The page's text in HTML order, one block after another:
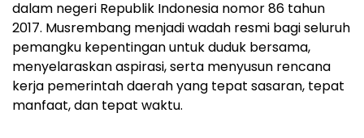
dalam negeri Republik Indonesia nomor 86 tahun
2017. Musrembang menjadi wadah resmi bagi seluruh
pemangku kepentingan untuk duduk bersama,
menyelaraskan aspirasi, serta menyusun rencana
kerja pemerintah daerah yang tepat sasaran, tepat
manfaat, dan tepat waktu.